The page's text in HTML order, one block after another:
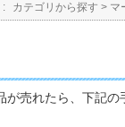
: カテゴリから探す > マ
が売れたら、下記の